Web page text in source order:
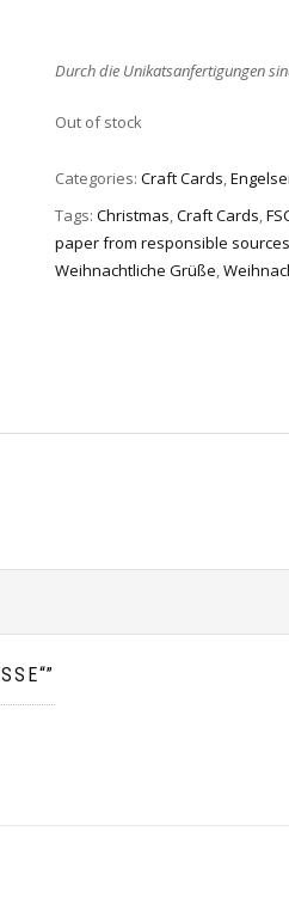
Durch die Unikatsanfertigungen
Out of stock
Categories: Craft Cards,
Tags: Christmas,Craft Cards,
paper from responsible sources
Weihnachtliche Grüße,